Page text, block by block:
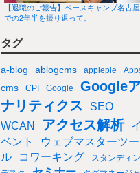
【退職のご報告】ベースキャンプ名古屋
での2年半を振り返って。
タグ
a-blog ablogcms appleple
cms CPI Google
Google
ナリティクス
SEO
WCAN
アクセス解析
イ
ベント
ウェブマスターツー
ル
コワーキング
スタンディ